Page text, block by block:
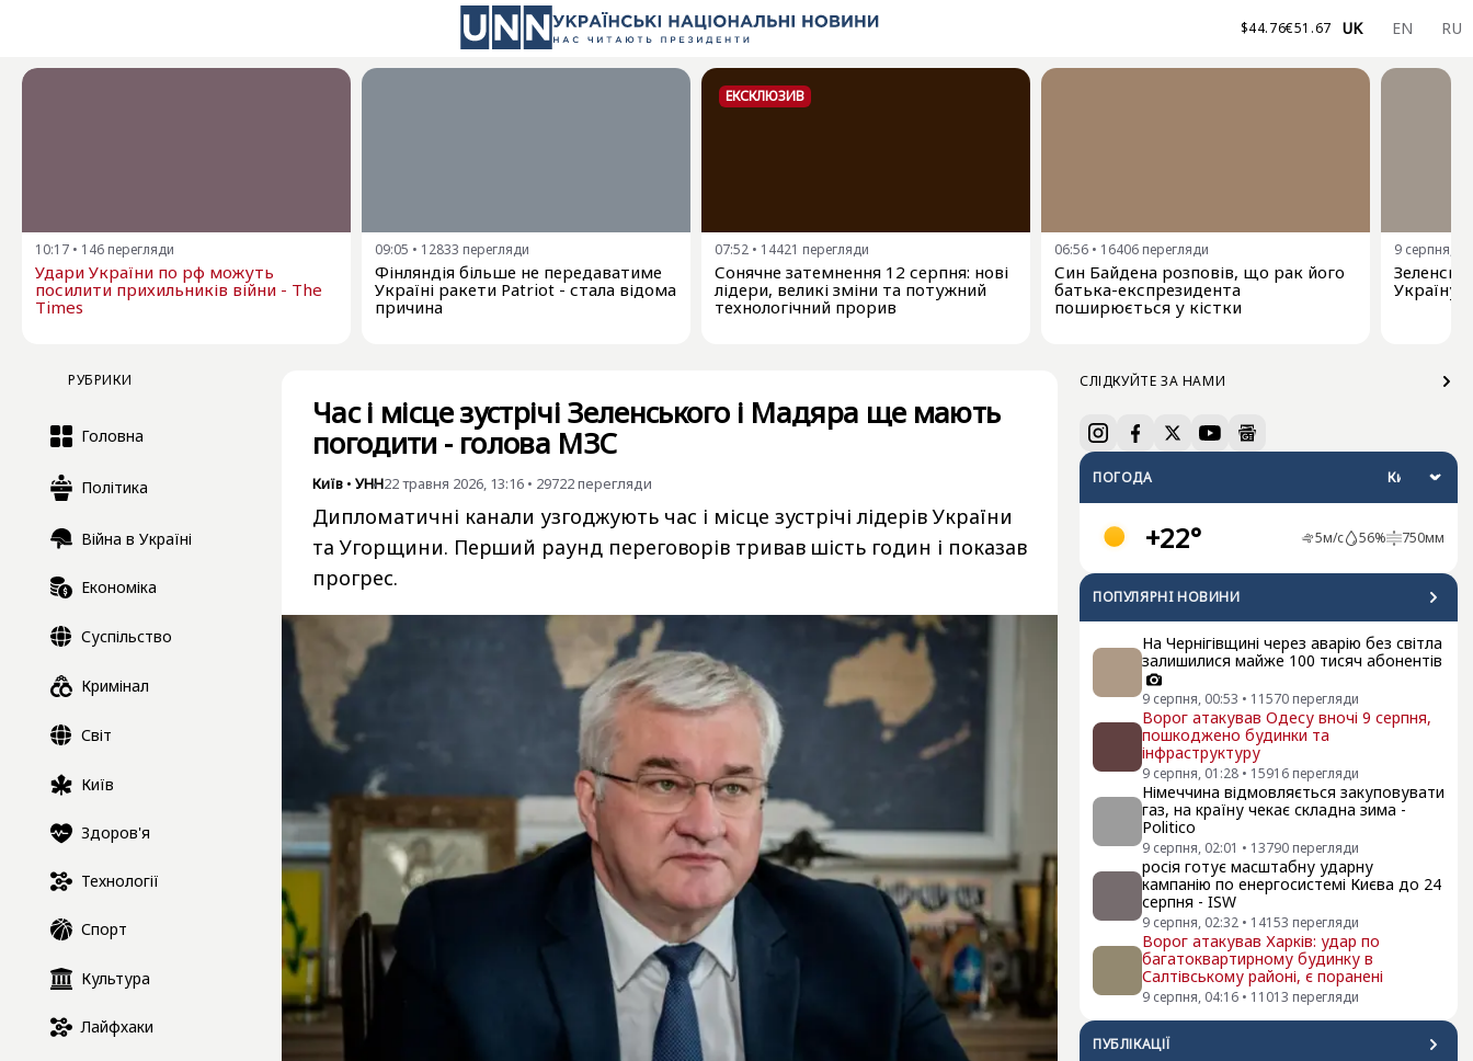
$44.76€51.67 UK EN RU
10:17 • 146 перегляди
Удари України по рф можуть
посилити прихильників війни - The
Times
09:05 • 12833 перегляди
Фінляндія більше не передаватиме
Україні ракети Patriot - стала відома
причина
ЕКСКЛЮЗИВ
07:52 • 14421 перегляди
Сонячне затемнення 12 серпня: нові
лідери, великі зміни та потужний
технологічний прорив
06:56 • 16406 перегляди
Син Байдена розповів, що рак його
батька-експрезидента
поширюється у кістки
9 серпня,
Україну
РУБРИКИ
Головна
Політика
Війна в Україні
Економіка
Суспільство
Кримінал
Світ
Київ
Здоров'я
Технології
Спорт
Культура
Лайфхаки
СЛІДКУЙТЕ ЗА НАМИ
ПОГОДА
+22° 5м/с 56% 750мм
ПОПУЛЯРНI НОВИНИ
На Чернігівщині через аварію без світла
залишилися майже 100 тисяч абонентів
9 серпня, 00:53 • 11570 перегляди
Ворог атакував Одесу вночі 9 серпня,
пошкоджено будинки та
інфраструктуру
9 серпня, 01:28 • 15916 перегляди
Німеччина відмовляється закуповувати
газ, на країну чекає складна зима -
Politico
9 серпня, 02:01 • 13790 перегляди
росія готує масштабну ударну
кампанію по енергосистемі Києва до 24
серпня - ISW
9 серпня, 02:32 • 14153 перегляди
Ворог атакував Харків: удар по
багатоквартирному будинку в
Салтівському районі, є поранені
9 серпня, 04:16 • 11013 перегляди
ПУБЛІКАЦІЇ
Час і місце зустрічі Зеленського і Мадяра ще мають
погодити - голова МЗС
Київ • УНН22 травня 2026, 13:16 • 29722перегляди
Дипломатичні канали узгоджують час і місце зустрічі лідерів України
та Угорщини. Перший раунд переговорів тривав шість годин і показав
прогрес.